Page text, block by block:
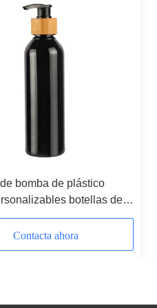
bomba de plástico
botellas de
bambú ecológicas
250ml 300ml
Contacta ahora